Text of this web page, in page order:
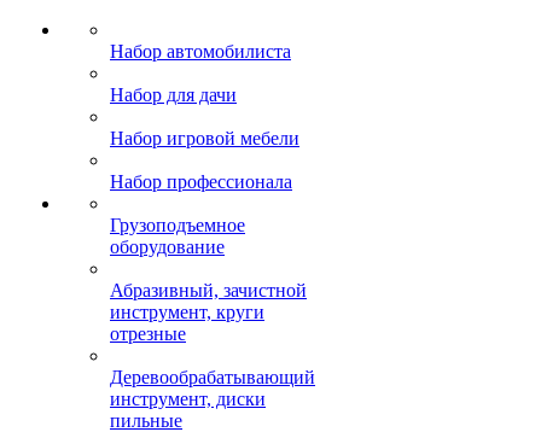
Набор автомобилиста
Набор для дачи
Набор игровой мебели
Набор профессионала
Грузоподъемное
оборудование
Абразивный, зачистной
инструмент, круги
отрезные
Деревообрабатывающий
инструмент, диски
пильные